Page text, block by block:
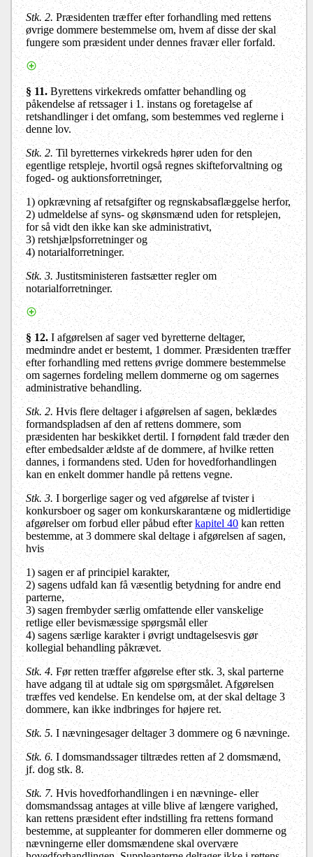
Stk. 2. Præsidenten træffer efter forhandling med rettens
øvrige dommere bestemmelse om, hvem af disse der skal
fungere som præsident under dennes fravær eller forfald.
§ 11. Byrettens virkekreds omfatter behandling og
påkendelse af retssager i 1. instans og foretagelse af
retshandlinger i det omfang, som bestemmes ved reglerne i
denne lov.
Stk. 2. Til byretternes virkekreds hører uden for den
egentlige retspleje, hvortil også regnes skifteforvaltning og
foged- og auktionsforretninger,
1) opkrævning af retsafgifter og regnskabsaflæggelse herfor,
2) udmeldelse af syns- og skønsmænd uden for retsplejen,
for så vidt den ikke kan ske administrativt,
3) retshjælpsforretninger og
4) notarialforretninger.
Stk. 3. Justitsministeren fastsætter regler om
notarialforretninger.
§ 12.I afgørelsen af sager ved byretterne deltager,
medmindre andet er bestemt, 1 dommer. Præsidenten træffer
efter forhandling med rettens øvrige dommere bestemmelse
om sagernes fordeling mellem dommerne og om sagernes
administrative behandling.
Stk. 2. Hvis flere deltager i afgørelsen af sagen, beklædes
formandspladsen af den af rettens dommere, som
præsidenten har beskikket dertil. I fornødent fald træder den
efter embedsalder ældste af de dommere, af hvilke retten
dannes, i formandens sted. Uden for hovedforhandlingen
kan en enkelt dommer handle på rettens vegne.
Stk. 3. I borgerlige sagerog ved afgørelse af tvister i
konkursboer og sager om konkurskarantæne og midlertidige
afgørelser om forbud eller påbud efterkapitel 40kan retten
bestemme, at 3 dommere skal deltage i afgørelsen af sagen,
hvis
1) sagen er af principiel karakter,
2) sagens udfald kan få væsentlig betydning for andre end
parterne,
3) sagen frembyder særlig omfattende eller vanskelige
retlige eller bevismæssige spørgsmål eller
4) sagens særlige karakter i øvrigt undtagelsesvis gør
kollegial behandling påkrævet.
Stk. 4. Før retten træffer afgørelse efter stk. 3, skal parterne
have adgang til at udtale sig om spørgsmålet. Afgørelsen
træffes ved kendelse. En kendelse om, at der skal deltage 3
dommere, kan ikke indbringes for højere ret.
Stk. 5. I nævningesager deltager 3 dommere og 6 nævninge.
Stk. 6. I domsmandssager tiltrædes retten af 2 domsmænd,
jf. dog stk. 8.
Stk. 7. Hvis hovedforhandlingen i en nævninge- eller
domsmandssag antages at ville blive af længere varighed,
kan rettens præsident efter indstilling fra rettens formand
bestemme, at suppleanter for dommeren eller dommerne og
nævningerne eller domsmændene skal overvære